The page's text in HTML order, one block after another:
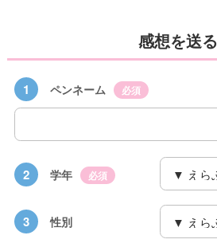
感想を送る
1 ペンネーム 必須
2 学年 必須
3 性別